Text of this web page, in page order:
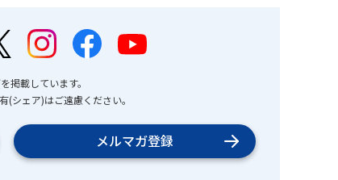
掲載しています。
シェア)はご遠慮ください。
メルマガ登録